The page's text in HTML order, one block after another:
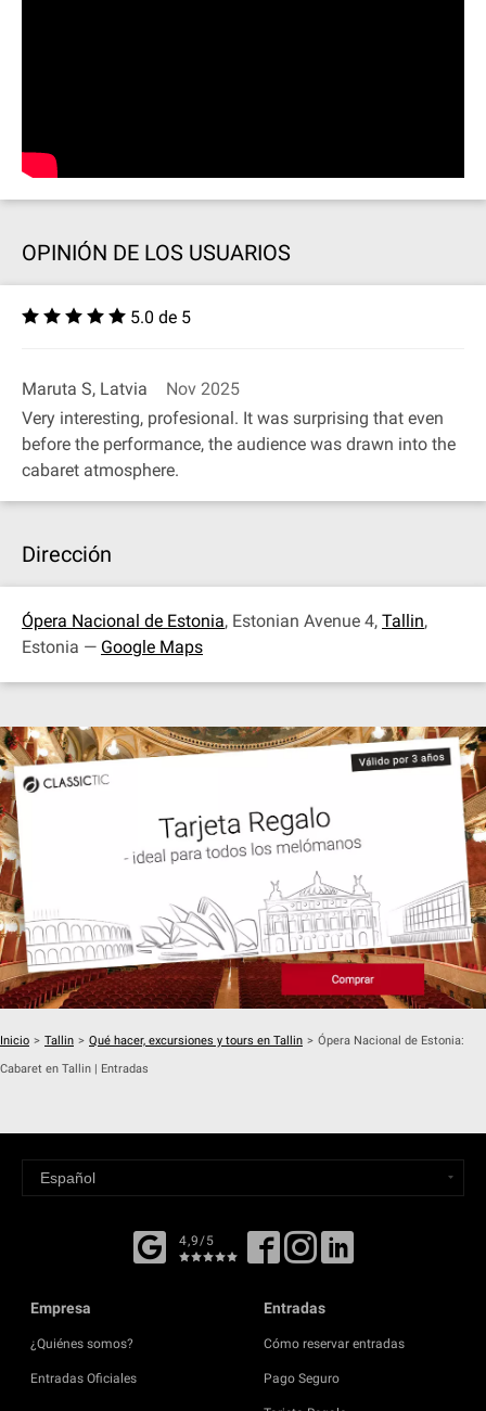
OPINIÓN DE LOS USUARIOS
5.0 de 5
Maruta S, Latvia
Nov 2025
Very interesting, profesional. It was surprising that even
before the performance, the audience was drawn into the
cabaret atmosphere.
Dirección
Ópera Nacional de Estonia, Estonian Avenue 4, Tallin,
Estonia — Google Maps
Inicio > Tallin > Qué hacer, excursiones y tours en Tallin > Ópera Nacional de Estonia:
Cabaret en Tallin | Entradas
4,9/5
Empresa
¿Quiénes somos?
Entradas Oficiales
Entradas
Cómo reservar entradas
Pago Seguro